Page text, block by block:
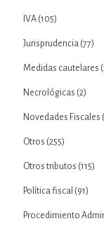
IVA (105)
Jurisprudencia (77)
Medidas cautelares
Necrológicas (2)
Novedades Fiscales
Otros (255)
Otros tributos (115)
Política fiscal (91)
Procedimiento